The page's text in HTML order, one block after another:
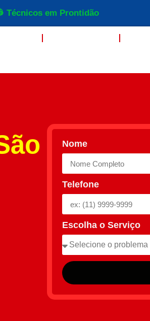
Técnicos em Prontidão
Nome
Telefone
Escolha o Serviço